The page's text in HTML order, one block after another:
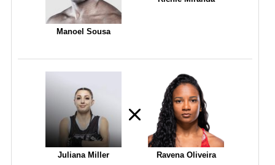
Manoel Sousa
Juliana Miller Ravena Oliveira